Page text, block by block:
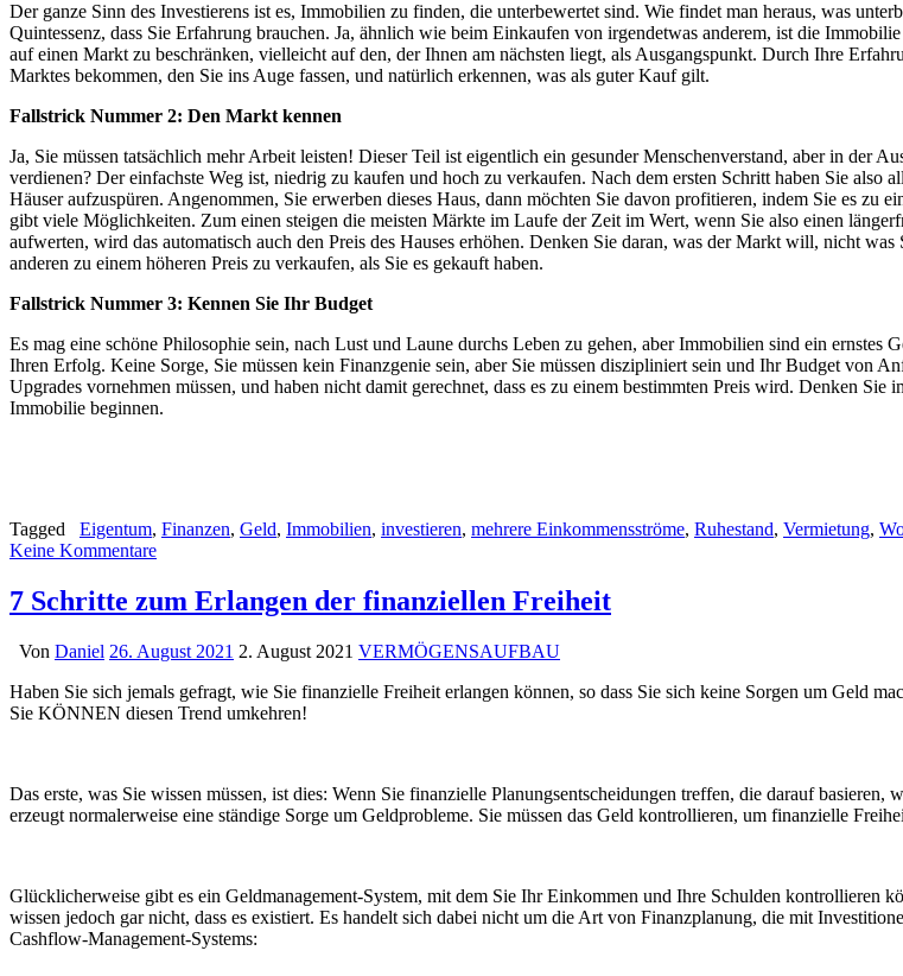
Der ganze Sinn des Investierens ist es, Immobilien zu finden, die unterbewertet sind. Wie findet man heraus, was
Quintessenz, dass Sie Erfahrung brauchen. Ja, ähnlich wie beim Einkaufen von irgendetwas anderem, ist die
auf einen Markt zu beschränken, vielleicht auf den, der Ihnen am nächsten liegt, als Ausgangspunkt. Durch Ihre
Marktes bekommen, den Sie ins Auge fassen, und natürlich erkennen, was als guter Kauf gilt.
Fallstrick Nummer 2: Den Markt kennen
Ja, Sie müssen tatsächlich mehr Arbeit leisten! Dieser Teil ist eigentlich ein gesunder Menschenverstand, aber in der
verdienen? Der einfachste Weg ist, niedrig zu kaufen und hoch zu verkaufen. Nach dem ersten Schritt haben Sie
Häuser aufzuspüren. Angenommen, Sie erwerben dieses Haus, dann möchten Sie davon profitieren, indem Sie es zu
gibt viele Möglichkeiten. Zum einen steigen die meisten Märkte im Laufe der Zeit im Wert, wenn Sie also einen
aufwerten, wird das automatisch auch den Preis des Hauses erhöhen. Denken Sie daran, was der Markt will, nicht
anderen zu einem höheren Preis zu verkaufen, als Sie es gekauft haben.
Fallstrick Nummer 3: Kennen Sie Ihr Budget
Es mag eine schöne Philosophie sein, nach Lust und Laune durchs Leben zu gehen, aber Immobilien sind ein
Ihren Erfolg. Keine Sorge, Sie müssen kein Finanzgenie sein, aber Sie müssen diszipliniert sein und Ihr Budget von
Upgrades vornehmen müssen, und haben nicht damit gerechnet, dass es zu einem bestimmten Preis wird. Denken
Immobilie beginnen.
Tagged Eigentum, Finanzen, Geld, Immobilien, investieren, mehrere Einkommensströme, Ruhestand, Vermietung,
Keine Kommentare
7 Schritte zum Erlangen der finanziellen Freiheit
Von Daniel 26. August 2021 2. August 2021 VERMÖGENSAUFBAU
Haben Sie sich jemals gefragt, wie Sie finanzielle Freiheit erlangen können, so dass Sie sich keine Sorgen um Geld
Sie KÖNNEN diesen Trend umkehren!
Das erste, was Sie wissen müssen, ist dies: Wenn Sie finanzielle Planungsentscheidungen treffen, die darauf
erzeugt normalerweise eine ständige Sorge um Geldprobleme. Sie müssen das Geld kontrollieren, um finanzielle
Glücklicherweise gibt es ein Geldmanagement-System, mit dem Sie Ihr Einkommen und Ihre Schulden kontrollieren
wissen jedoch gar nicht, dass es existiert. Es handelt sich dabei nicht um die Art von Finanzplanung, die mit
Cashflow-Management-Systems: